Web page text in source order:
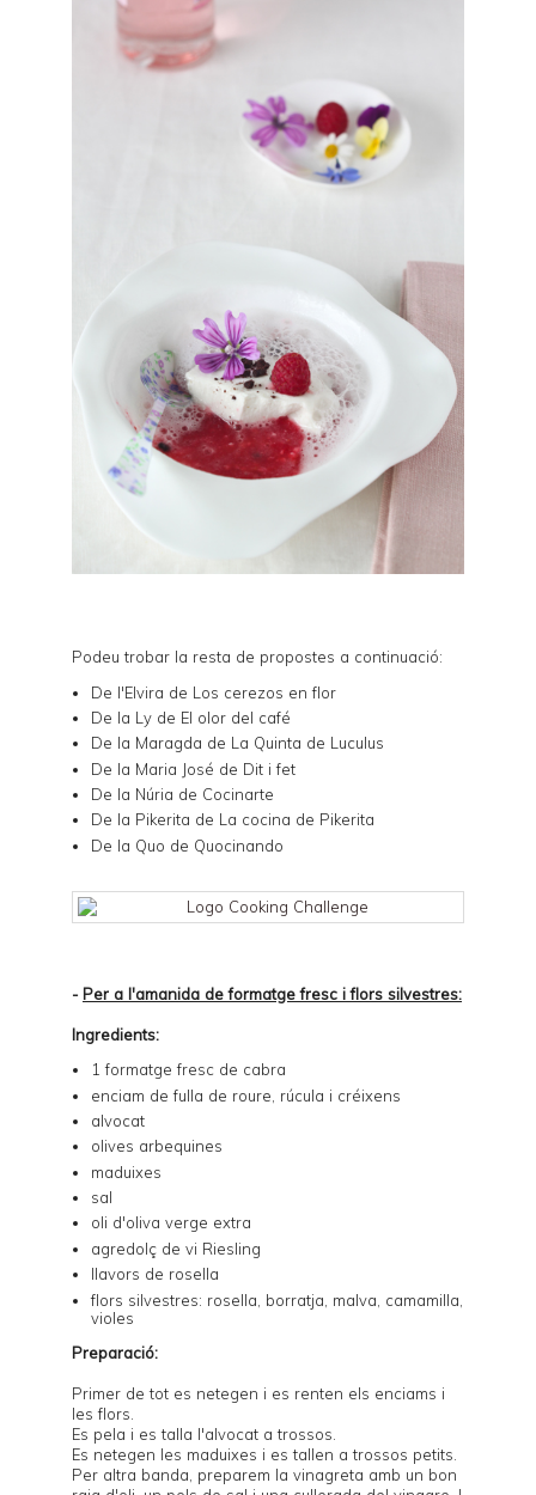
Podeu trobar la resta de propostes a continuació:
De l'Elvira de Los cerezos en flor
De la Ly de El olor del café
De la Maragda de La Quinta de Luculus
De la Maria José de Dit i fet
De la Núria de Cocinarte
De la Pikerita de La cocina de Pikerita
De la Quo de Quocinando
- Per a l'amanida de formatge fresc i flors silvestres:
Ingredients:
1 formatge fresc de cabra
enciam de fulla de roure, rúcula i créixens
alvocat
olives arbequines
maduixes
sal
oli d'oliva verge extra
agredolç de vi Riesling
llavors de rosella
flors silvestres: rosella, borratja, malva, camamilla,
violes
Preparació:
Primer de tot es netegen i es renten els enciams i
les flors.
Es pela i es talla l'alvocat a trossos.
Es netegen les maduixes i es tallen a trossos petits.
Per altra banda, preparem la vinagreta amb un bon